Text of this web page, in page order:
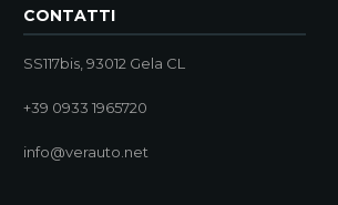
CONTATTI
SS117bis, 93012 Gela CL
+39 0933 1965720
info@verauto.net